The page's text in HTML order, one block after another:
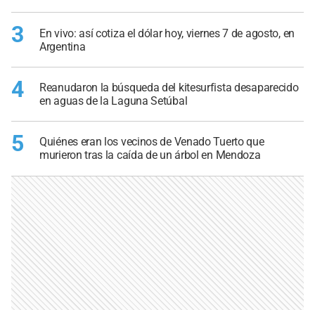
3
En vivo: así cotiza el dólar hoy, viernes 7 de agosto, en
Argentina
4
Reanudaron la búsqueda del kitesurfista desaparecido
en aguas de la Laguna Setúbal
5
Quiénes eran los vecinos de Venado Tuerto que
murieron tras la caída de un árbol en Mendoza